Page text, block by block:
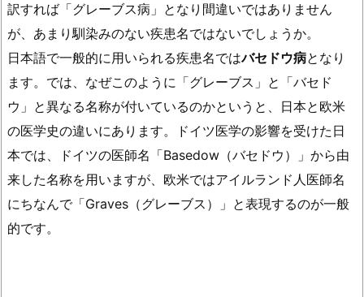
訳すれば「グレーブス病」となり間違いではありません
が、あまり馴染みのない疾患名ではないでしょうか。
日本語で一般的に用いられる疾患名ではバセドウ病となり
ます。では、なぜこのように「グレーブス」と「バセド
ウ」と異なる名称が付いているのかというと、日本と欧米
の医学史の違いにあります。ドイツ医学の影響を受けた日
本では、ドイツの医師名「Basedow（バセドウ）」から由
来した名称を用いますが、欧米ではアイルランド人医師名
にちなんで「Graves（グレーブス）」と表現するのが一般
的です。